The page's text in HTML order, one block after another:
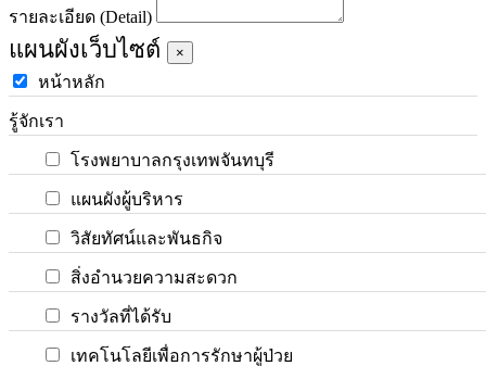
รายละเอียด (Detail)
แผนผังเว็บไซต์ ×
หน้าหลัก
รู้จักเรา
โรงพยาบาลกรุงเทพจันทบุรี
แผนผังผู้บริหาร
วิสัยทัศน์และพันธกิจ
สิ่งอำนวยความสะดวก
รางวัลที่ได้รับ
เทคโนโลยีเพื่อการรักษาผู้ป่วย